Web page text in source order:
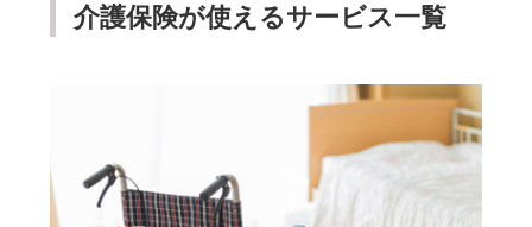
介護保険が使えるサービス一覧